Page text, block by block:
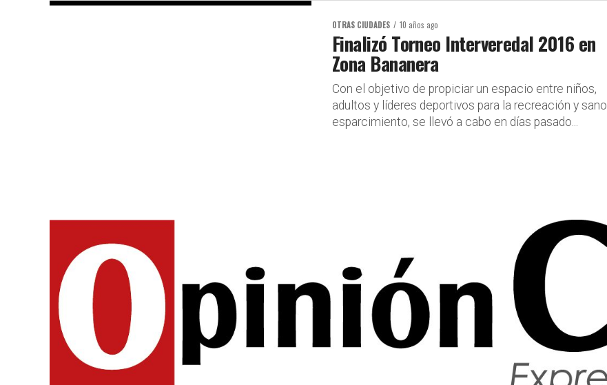
OTRAS CIUDADES 10 años ago
Finalizó Torneo Interveredal 2016 en
Zona Bananera
Con el objetivo de propiciar un espacio entre niños,
adultos y líderes deportivos para la recreación y sano
esparcimiento, se llevó a cabo en días pasado...